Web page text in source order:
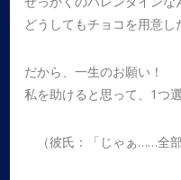
どうしてもチョコを用意し
だから、一生のお願い！
私を助けると思って、1つ
（彼氏：「じゃぁ……全部